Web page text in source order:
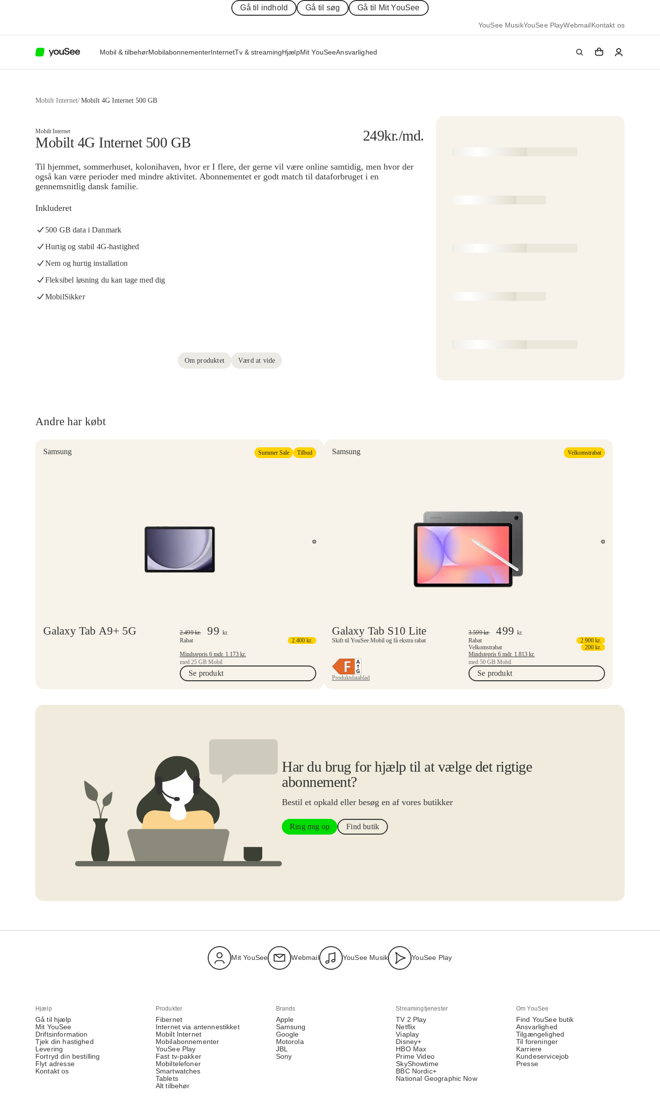
Gå til indhold Gå til søg Gå til Mit YouSee
YouSee MusikYouSee PlayWebmailKontakt os
Mobil & tilbehørMobilabonnementerInternetTv & streamingHjælpMit YouSeeAnsvarlighed
Mobilt Internet/ Mobilt 4G Internet 500 GB
Mobilt Internet
Mobilt 4G Internet 500 GB 249kr./md.
Til hjemmet, sommerhuset, kolonihaven, hvor er I flere, der gerne vil være online samtidig, men hvor der
også kan være perioder med mindre aktivitet. Abonnementet er godt match til dataforbruget i en
gennemsnitlig dansk familie.
Inkluderet
500 GB data i Danmark
Hurtig og stabil 4G-hastighed
Nem og hurtig installation
Fleksibel løsning du kan tage med dig
MobilSikker
Om produktet Værd at vide
Andre har købt
Samsung Summer Sale Tilbud
Galaxy Tab A9+ 5G 2.499kr. 99 kr.
Rabat
2.400 kr.
Mindstepris 6 mdr. 1.173 kr.
med 25 GB Mobil
Se produkt
Samsung Velkomstrabat
Galaxy Tab S10 Lite
Skift til YouSee Mobil og få ekstra rabat
Produktdatablad
3.599kr. 499 kr.
Rabat
2.900 kr.
Velkomstrabat
200 kr.
Mindstepris 6 mdr. 1.813 kr.
med 50 GB Mobil
Se produkt
Har du brug for hjælp til at vælge det rigtige
abonnement?
Bestil et opkald eller besøg en af vores butikker
Ring mig op Find butik
Mit YouSee Webmail YouSee Musik YouSee Play
Hjælp
Gå til hjælp
Mit YouSee
Driftsinformation
Tjek din hastighed
Levering
Fortryd din bestilling
Flyt adresse
Kontakt os
Produkter
Fibernet
Internet via antennestikket
Mobilt Internet
Mobilabonnementer
YouSee Play
Fast tv-pakker
Mobiltelefoner
Smartwatches
Tablets
Alt tilbehør
Brands
Apple
Samsung
Google
Motorola
JBL
Sony
Streamingtjenester
TV 2 Play
Netflix
Viaplay
Disney+
HBO Max
Prime Video
SkyShowtime
BBC Nordic+
National Geographic Now
Om YouSee
Find YouSee butik
Ansvarlighed
Tilgængelighed
Til foreninger
Karriere
Kundeservicejob
Presse